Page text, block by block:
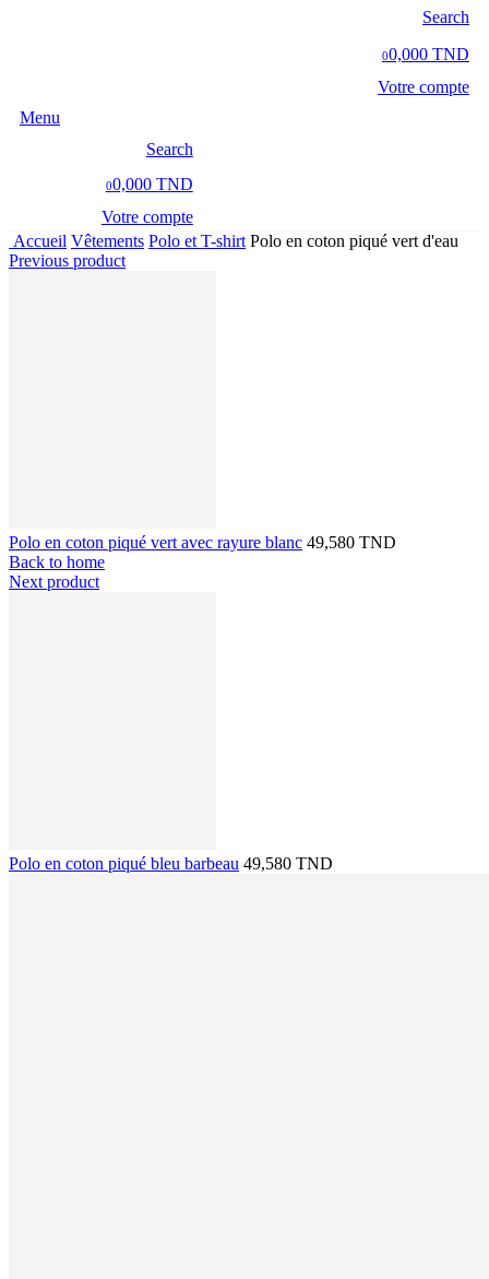
Search
00,000 TND
Votre compte
Menu
Search
00,000 TND
Votre compte
Accueil Vêtements Polo et T-shirt Polo en coton piqué vert d'eau
Previous product
Polo en coton piqué vert avec rayure blanc 49,580 TND
Back to home
Next product
Polo en coton piqué bleu barbeau 49,580 TND